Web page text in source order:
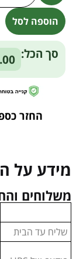
הוספה לסל
Alternative:
סך הכל:
החזר
מידע על
משלוחים
שליח עד הבית